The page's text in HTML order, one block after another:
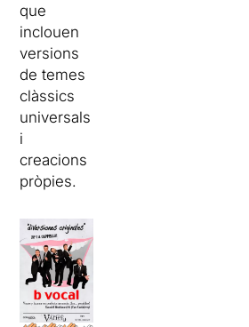
que
inclouen
versions
de temes
clàssics
universals
i
creacions
pròpies.